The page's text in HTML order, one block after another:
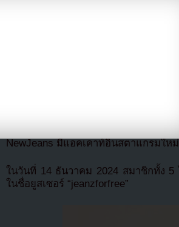
NewJeans มีแอคเคาท์อินสตาแกรมให
ในวันที่ 14 ธันวาคม 2024 สมาชิกทั้ง 5
ในชื่อยูสเซอร์ “jeanzforfree”